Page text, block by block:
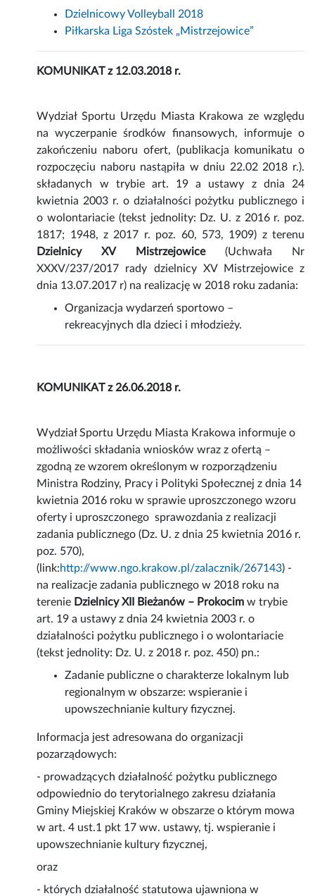
Dzielnicowy Volleyball 2018
Piłkarska Liga Szóstek „Mistrzejowice”
KOMUNIKAT z 12.03.2018 r.
Wydział Sportu Urzędu Miasta Krakowa ze względu
na wyczerpanie środków finansowych, informuje o
zakończeniu naboru ofert, (publikacja komunikatu o
rozpoczęciu naboru nastąpiła w dniu 22.02 2018 r.).
składanych w trybie art. 19 a ustawy z dnia 24
kwietnia 2003 r. o działalności pożytku publicznego i
o wolontariacie (tekst jednolity: Dz. U. z 2016 r. poz.
1817; 1948, z 2017 r. poz. 60, 573, 1909) z terenu
Dzielnicy XV Mistrzejowice(Uchwała Nr
XXXV/237/2017 rady dzielnicy XV Mistrzejowice z
dnia 13.07.2017 r) na realizację w 2018 roku zadania:
Organizacja wydarzeń sportowo –
rekreacyjnych dla dzieci i młodzieży.
KOMUNIKAT z 26.06.2018 r.
Wydział Sportu Urzędu Miasta Krakowa informuje o
możliwości składania wniosków wraz z ofertą –
zgodną ze wzorem określonym w rozporządzeniu
Ministra Rodziny, Pracy i Polityki Społecznej z dnia 14
kwietnia 2016 roku w sprawie uproszczonego wzoru
oferty i uproszczonego sprawozdania z realizacji
zadania publicznego (Dz. U. z dnia 25 kwietnia 2016 r.
poz. 570),
(link:http://www.ngo.krakow.pl/zalacznik/267143) -
na realizacje zadania publicznego w 2018 roku na
terenie Dzielnicy XII Bieżanów – Prokocim w trybie
art. 19 a ustawy z dnia 24 kwietnia 2003 r. o
działalności pożytku publicznego i o wolontariacie
(tekst jednolity: Dz. U. z 2018 r. poz. 450) pn.:
Zadanie publiczne o charakterze lokalnym lub
regionalnym w obszarze: wspieranie i
upowszechnianie kultury fizycznej.
Informacja jest adresowana do organizacji
pozarządowych:
- prowadzących działalność pożytku publicznego
odpowiednio do terytorialnego zakresu działania
Gminy Miejskiej Kraków w obszarze o którym mowa
w art. 4 ust.1 pkt 17 ww. ustawy, tj. wspieranie i
upowszechnianie kultury fizycznej,
oraz
- których działalność statutowa ujawniona w